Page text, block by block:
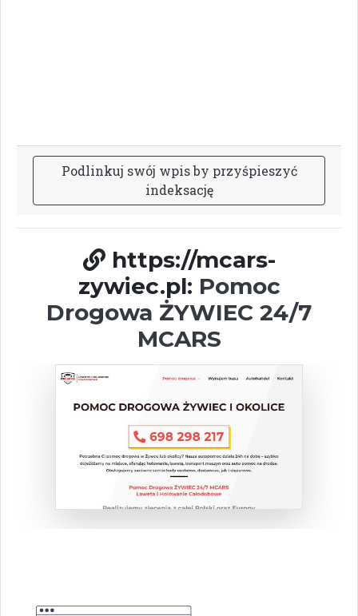
Podlinkuj swój wpisby przyśpieszyć
indeksację
https://mcars-
zywiec.pl: Pomoc
Drogowa ŻYWIEC 24/7
MCARS